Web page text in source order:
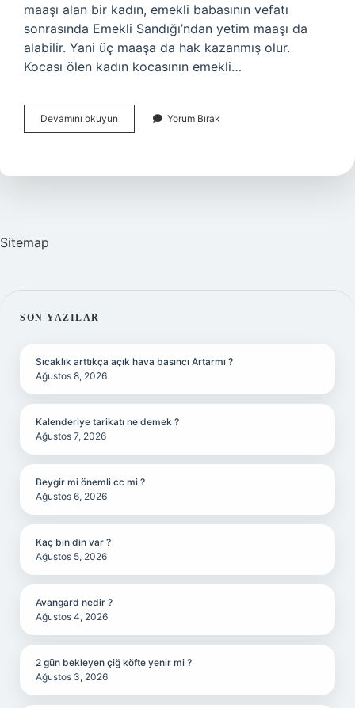
maaşı alan bir kadın, emekli babasının vefatı
sonrasında Emekli Sandığı’ndan yetim maaşı da
alabilir. Yani üç maaşa da hak kazanmış olur.
Kocası ölen kadın kocasının emekli…
Devamını okuyun
Bağ-
Ssk
Yorum Bırak
Sitemap
SIDEBAR
SON YAZILAR
Sıcaklık arttıkça açık hava basıncı Artarmı ?
Ağustos 8, 2026
Kalenderiye tarikatı ne demek ?
Ağustos 7, 2026
Beygir mi önemli cc mi ?
Ağustos 6, 2026
Kaç bin din var ?
Ağustos 5, 2026
Avangard nedir ?
Ağustos 4, 2026
2 gün bekleyen çiğ köfte yenir mi ?
Ağustos 3, 2026